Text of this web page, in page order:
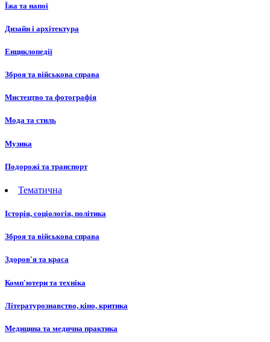
Їжа та напої
Дизайн і архітектура
Енциклопедії
Зброя та військова справа
Мистецтво та фотографія
Мода та стиль
Музика
Подорожі та транспорт
Тематична
Історія, соціологія, політика
Зброя та військова справа
Здоров'я та краса
Комп'ютери та техніка
Літературознавство, кіно, критика
Медицина та медична практика